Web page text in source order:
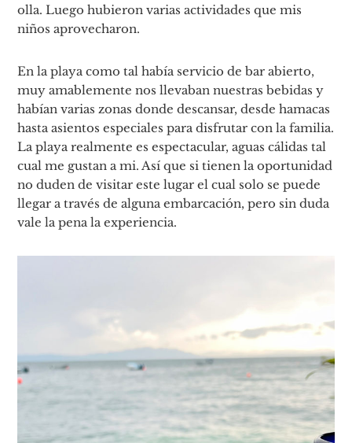
olla. Luego hubieron varias actividades que mis
niños aprovecharon.
En la playa como tal había servicio de bar abierto,
muy amablemente nos llevaban nuestras bebidas y
habían varias zonas donde descansar, desde hamacas
hasta asientos especiales para disfrutar con la familia.
La playa realmente es espectacular, aguas cálidas tal
cual me gustan a mi. Así que si tienen la oportunidad
no duden de visitar este lugar el cual solo se puede
llegar a través de alguna embarcación, pero sin duda
vale la pena la experiencia.